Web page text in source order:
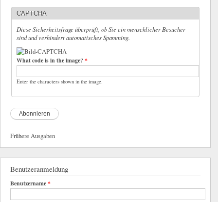
CAPTCHA
Diese Sicherheitsfrage überprüft, ob Sie ein menschlicher Besucher
sind und verhindert automatisches Spamming.
What code is in the image?*
Enter the characters shown in the image.
Frühere Ausgaben
Benutzeranmeldung
Benutzername*